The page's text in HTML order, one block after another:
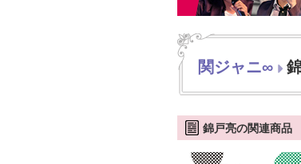
関ジャニ∞
錦戸亮の関連商品